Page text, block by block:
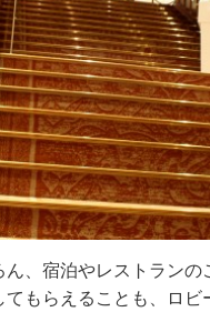
ん、宿泊やレストランの
てもらえることも、ロビ